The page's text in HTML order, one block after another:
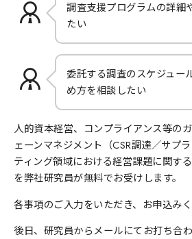
調査支援プログラムの詳細
たい
委託する調査のスケジュー
め方を相談したい
人的資本経営、コンプライアンス等の
ェーンマネジメント（CSR調達／サプ
ティング領域における経営課題に関す
を弊社研究員が無料でお受けします。
各事項のご入力をいただき、お申込みく
後日、研究員からメールにてお打ち合